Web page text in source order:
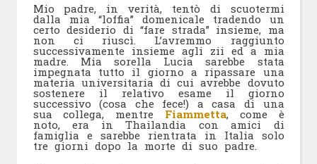
Mio padre, in verità, tentò di scuotermi
dalla mia “loffia” domenicale tradendo un
certo desiderio di “fare strada” insieme, ma
non ci riuscì. L’avremmo raggiunto
successivamente insieme agli zii ed a mia
madre. Mia sorella Lucia sarebbe stata
impegnata tutto il giorno a ripassare una
materia universitaria di cui avrebbe dovuto
sostenere il relativo esame il giorno
successivo (cosa che fece!) a casa di una
sua collega, mentre Fiammetta, come è
noto, era in Thailandia con amici di
famiglia e sarebbe rientrata in Italia solo
tre giorni dopo la morte di suo padre.